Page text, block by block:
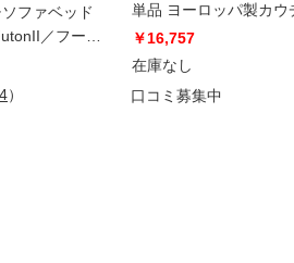
ファベッド
／フート
）
単品 ヨーロッパ製カウ
ベッド Karup カーラップ
￥16,757
在庫なし
口コミ募集中